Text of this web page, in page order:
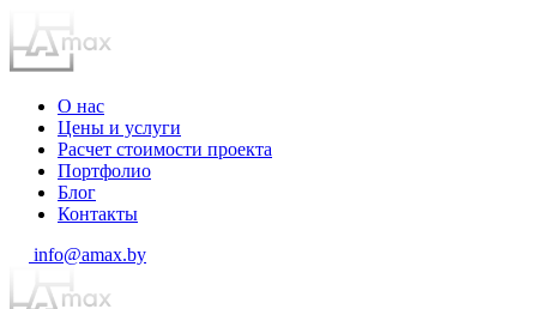
О нас
Цены и услуги
Расчет стоимости проекта
Портфолио
Блог
Контакты
info@amax.by